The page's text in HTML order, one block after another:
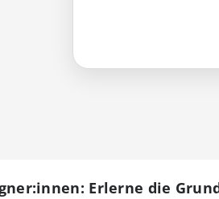
Erlerne die